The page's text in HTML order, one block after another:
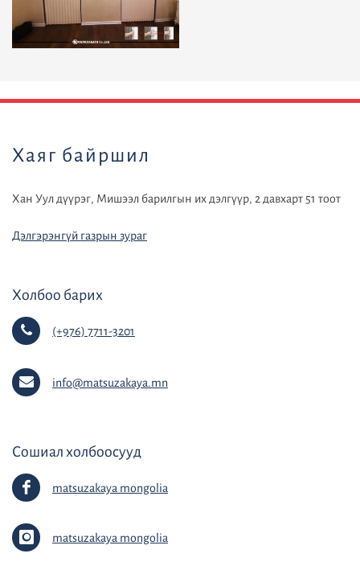
Хаяг байршил
Хан Уул дүүрэг, Мишээл барилгын их дэлгүүр, 2 давхарт 51 тоот
Дэлгэрэнгүй газрын зураг
Холбоо барих
(+976) 7711-3201
info@matsuzakaya.mn
Сошиал холбоосууд
matsuzakaya mongolia
matsuzakaya mongolia